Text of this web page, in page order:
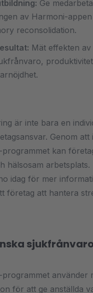
Ge
av Harmoni-
reconsolidation.
Mät effekten
är inte bara en
Genom att
kan
hälsosam arbetsplats.
idag för mer
företag att hantera
använder
för att ge anställda